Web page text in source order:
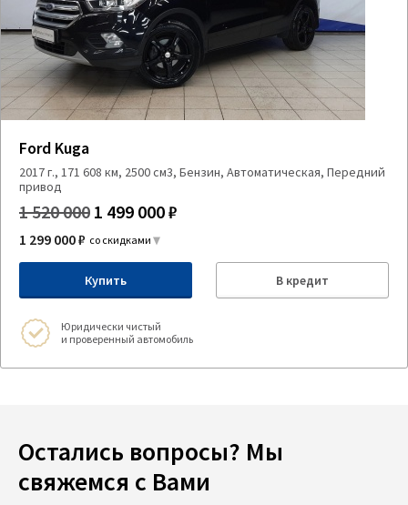
Ford Kuga
2017 г., 171 608 км, 2500 см3, Бензин, Автоматическая, Передний
привод
1 520 000 1 499 000 ₽
1 299 000 ₽ со скидками
Купить В кредит
Юридически чистый
и проверенный автомобиль
Остались вопросы? Мы
свяжемся с Вами